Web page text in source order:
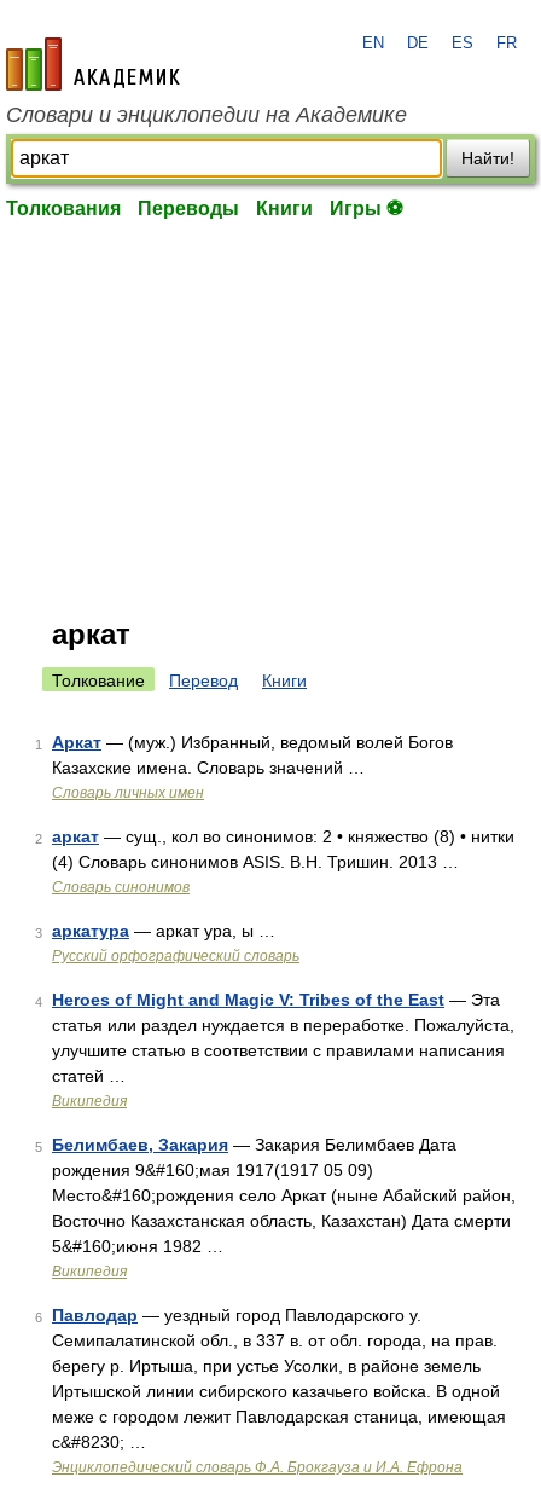
academic.ru
EN DE ES FR
Словари и энциклопедии на Академике
Найти!
Толкования Переводы Книги Игры ⚽
аркат
Толкование Перевод Книги
1 Аркат — (муж.) Избранный, ведомый волей Богов
Казахские имена. Словарь значений …
Словарь личных имен
2 аркат — сущ., кол во синонимов: 2 • княжество (8) • нитки
(4) Словарь синонимов ASIS. В.Н. Тришин. 2013 …
Словарь синонимов
3 аркатура — аркат ура, ы …
Русский орфографический словарь
4 Heroes of Might and Magic V: Tribes of the East — Эта
статья или раздел нуждается в переработке. Пожалуйста,
улучшите статью в соответствии с правилами написания
статей …
Википедия
5 Белимбаев, Закария — Закария Белимбаев Дата
рождения 9&#160;мая 1917(1917 05 09)
Место&#160;рождения село Аркат (ныне Абайский район,
Восточно Казахстанская область, Казахстан) Дата смерти
5&#160;июня 1982 …
Википедия
6 Павлодар — уездный город Павлодарского у.
Семипалатинской обл., в 337 в. от обл. города, на прав.
берегу р. Иртыша, при устье Усолки, в районе земель
Иртышской линии сибирского казачьего войска. В одной
меже с городом лежит Павлодарская станица, имеющая
с&#8230; …
Энциклопедический словарь Ф.А. Брокгауза и И.А. Ефрона